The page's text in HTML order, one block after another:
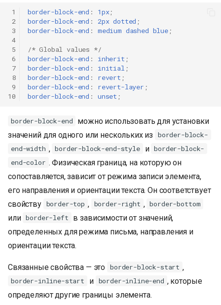
1
2
3
4
5
6
7
8
9
10
border-block-end : 1px;
border-block-end : 2px dotted ;
border-block-end : medium dashed blue;
/* Global values */
border-block-end : inherit ;
border-block-end : initial ;
border-block-end : revert ;
border-block-end : revert-layer ;
border-block-end : unset ;
border-block-end
можно использовать для установки
значений для одного или нескольких из
border-block-
end-width , border-block-end-style и border-block-
end-color . Физическая граница, на которую он
сопоставляется, зависит от режима записи элемента,
его направления и ориентации текста. Он соответствует
свойству border-top , border-right , border-bottom
или border-left
в зависимости от значений,
определенных для режима письма, направления и
ориентации текста.
Связанные свойства — это border-block-start ,
border-inline-start и border-inline-end , которые
определяют другие границы элемента.